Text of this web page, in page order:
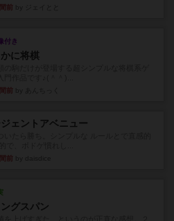
前
付き
に将棋
前
ェントアベニュー
前
グスパン